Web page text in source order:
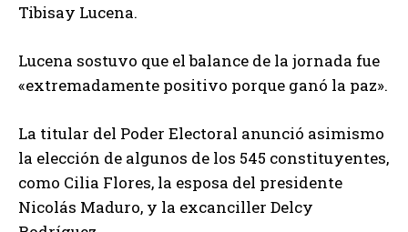
Tibisay Lucena.
Lucena sostuvo que el balance de la jornada fue
«extremadamente positivo porque ganó la paz».
La titular del Poder Electoral anunció asimismo
la elección de algunos de los 545 constituyentes,
como Cilia Flores, la esposa del presidente
Nicolás Maduro, y la excanciller Delcy